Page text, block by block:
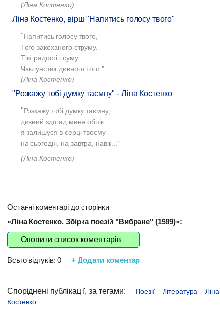
(Ліна Костенко)
Ліна Костенко, вірш "Напитись голосу твого"
"Напитись голосу твого,
Того закоханого струму,
Тієї радості і суму,
Чаклунства дивного того."
(Ліна Костенко)
"Розкажу тобі думку таємну" - Ліна Костенко
"Розкажу тобі думку таємну,
дивний здогад мене обпік:
я залишуся в серці твоєму
на сьогодні, на завтра, навік..."
(Ліна Костенко)
Останні коментарі до сторінки
«Ліна Костенко. Збірка поезій "Вибране" (1989)»:
Оновити список коментарів
Всьго відгуків: 0 + Додати коментар
Споріднені публікації, за тегами: Поезії Література
Ліна
Костенко